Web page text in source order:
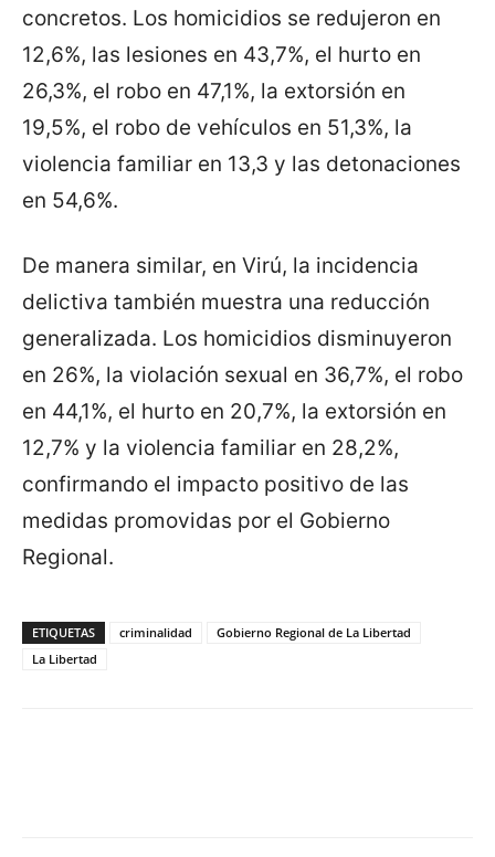
concretos. Los homicidios se redujeron en
12,6%, las lesiones en 43,7%, el hurto en
26,3%, el robo en 47,1%, la extorsión en
19,5%, el robo de vehículos en 51,3%, la
violencia familiar en 13,3 y las detonaciones
en 54,6%.
De manera similar, en Virú, la incidencia
delictiva también muestra una reducción
generalizada. Los homicidios disminuyeron
en 26%, la violación sexual en 36,7%, el robo
en 44,1%, el hurto en 20,7%, la extorsión en
12,7% y la violencia familiar en 28,2%,
confirmando el impacto positivo de las
medidas promovidas por el Gobierno
Regional.
ETIQUETAS criminalidad
Gobierno Regional de La Libertad
La Libertad